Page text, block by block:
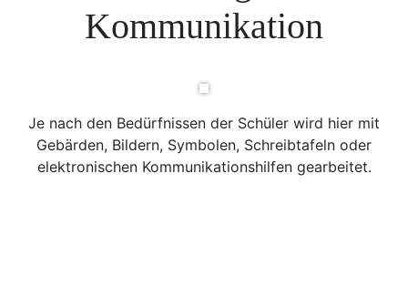
Kommunikation
Je nach den Bedürfnissen der Schüler wird hier mit
Gebärden, Bildern, Symbolen, Schreibtafeln oder
elektronischen Kommunikationshilfen gearbeitet.